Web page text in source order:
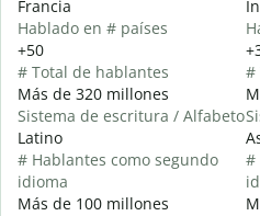
Francia
Hablado en # países
+50
# Total de hablantes
Más de 320 millones
Sistema de escritura / Alfabeto
Latino
# Hablantes como segundo
idioma
Más de 100 millones
#
#